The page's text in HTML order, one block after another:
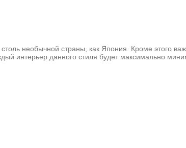
необычной страны, как Япония. Кроме этого
интерьер данного стиля будет максимально